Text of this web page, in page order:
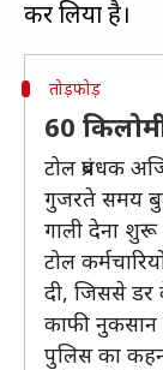
तोड़फोड़
60
टोल प्रबंधक
गुजरते समय
गाली देना शुरू
टोल
दी, जिससे डर
काफी
पुलिस का